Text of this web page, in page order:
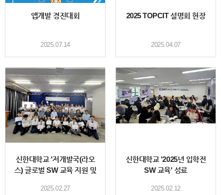
앱개발 경진대회
2025.07.14
2025 TOPCIT 설명회 현장
2025.04.07
신한대학교 '저개발국(라오
스) 글로벌 SW 교육 지원 및
2025.02.27
신한대학교 '2025년 입학전
SW 교육' 성료
2025.02.12